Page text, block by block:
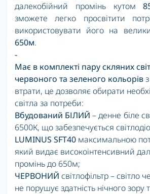
далекобійний промінь кутом
зможете легко просвітити
використовувати його на
650м.
-
Має в комплекті пару скляних
червоного та зеленого кольорів
втрати, це дозволяє обирати
світла за потреби:
Вбудований БІЛИЙ – денне біле
6500К, що забезпечується
LUMINUS SFT40 максимальною
який видає високоінтенсивний
промінь до 650м;
ЧЕРВОНИЙ світлофільтр – світло
не порушує здатність нічного